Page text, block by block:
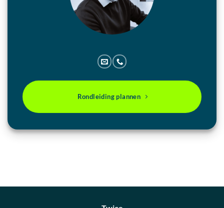
Rondleiding plannen